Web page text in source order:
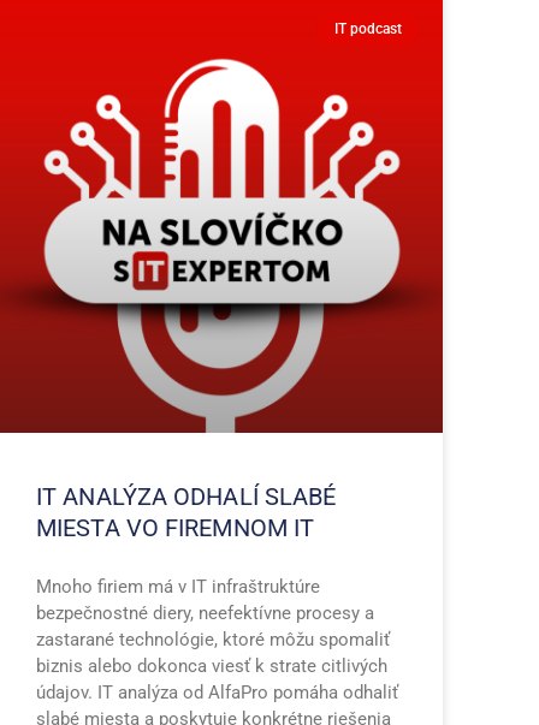
IT podcast
IT ANALÝZA ODHALÍ SLABÉ
MIESTA VO FIREMNOM IT
Mnoho firiem má v IT infraštruktúre
bezpečnostné diery, neefektívne procesy a
zastarané technológie, ktoré môžu spomaliť
biznis alebo dokonca viesť k strate citlivých
údajov. IT analýza od AlfaPro pomáha odhaliť
slabé miesta a poskytuje konkrétne riešenia